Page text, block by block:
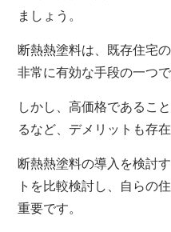
ましょう。
断熱熱塗料は、 既存住宅
非常に有効な手段の一つで
しかし、高価格であるこ
るなど、 デメリットも存在
断熱熱塗料の導入を検討す
トを比較検討し、 自らの
重要です。